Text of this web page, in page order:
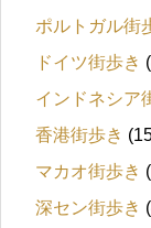
ポルトガル街
ドイツ街歩き
インドネシア
香港街歩き
マカオ街歩き
深セン街歩き